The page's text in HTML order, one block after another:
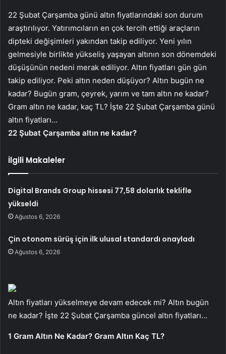
22 Şubat Çarşamba günü altın fiyatlarındaki son durum
araştırılıyor. Yatırımcıların en çok tercih ettiği araçların
dipteki değişimleri yakından takip ediliyor. Yeni yılın
gelmesiyle birlikte yükseliş yaşayan altının son dönemdeki
düşüşünün nedeni merak ediliyor. Altın fiyatları gün gün
takip ediliyor. Peki altın neden düşüyor? Altın bugün ne
kadar? Bugün gram, çeyrek, yarım ve tam altın ne kadar?
Gram altın ne kadar, kaç TL? İşte 22 Şubat Çarşamba günü
altın fiyatları…
22 Şubat Çarşamba altın ne kadar?
İlgili Makaleler
Digital Brands Group hissesi 77,58 dolarlık teklifle
yükseldi
Ağustos 6, 2026
Çin otonom sürüş için ilk ulusal standardı onayladı
Ağustos 6, 2026
Altın fiyatları yükselmeye devam edecek mi? Altın bugün
ne kadar? İşte 22 Şubat Çarşamba güncel altın fiyatları…
1 Gram Altın Ne Kadar? Gram Altın Kaç TL?